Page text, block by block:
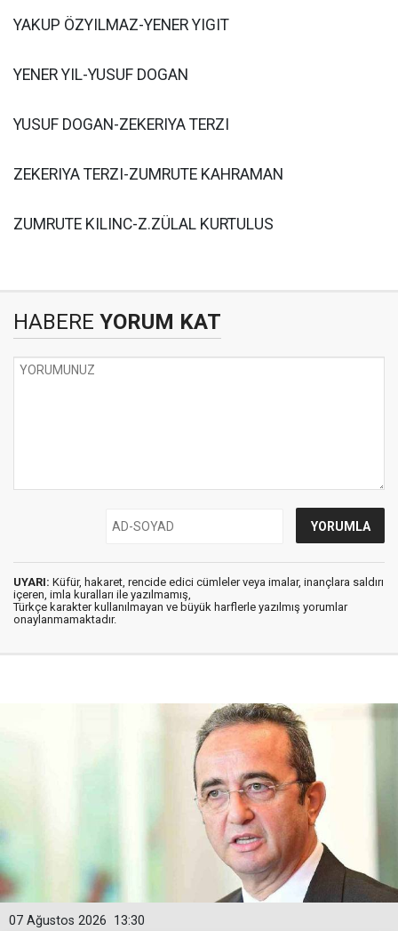
YAKUP ÖZYILMAZ-YENER YIGIT
YENER YIL-YUSUF DOGAN
YUSUF DOGAN-ZEKERIYA TERZI
ZEKERIYA TERZI-ZUMRUTE KAHRAMAN
ZUMRUTE KILINC-Z.ZÜLAL KURTULUS
HABERE YORUM KAT
UYARI: Küfür, hakaret, rencide edici cümleler veya imalar, inançlara saldırı
içeren, imla kuralları ile yazılmamış,
Türkçe karakter kullanılmayan ve büyük harflerle yazılmış yorumlar
onaylanmamaktadır.
13:30
07 Ağustos 2026